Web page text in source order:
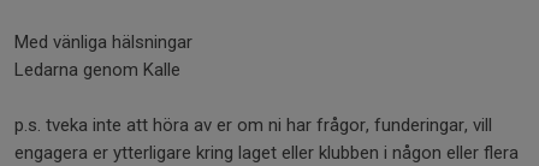
Med vänliga hälsningar
Ledarna genom Kalle
p.s. tveka inte att höra av er om ni har frågor, funderingar, vill
engagera er ytterligare kring laget eller klubben i någon eller flera